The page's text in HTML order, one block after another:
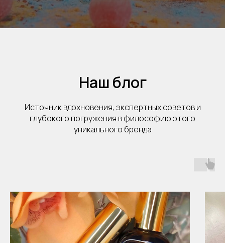
Наш блог
Источник вдохновения, экспертных советов и
глубокого погружения в философию этого
уникального бренда